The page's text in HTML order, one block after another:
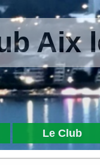
Le Club
Aix